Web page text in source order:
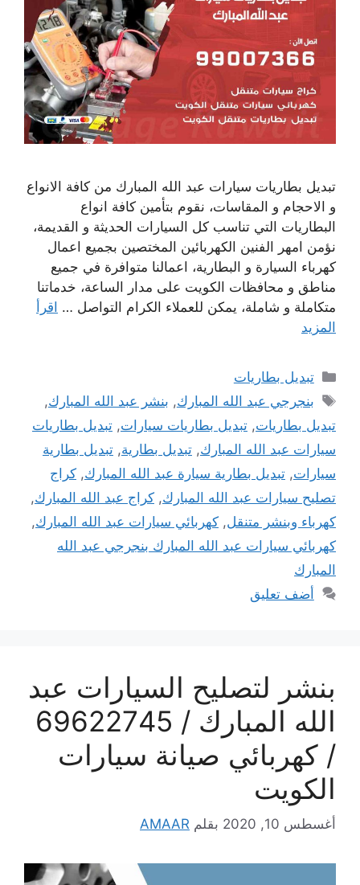
تبديل بطاريات سيارات عبد الله المبارك من كافة الانواع
و الاحجام و المقاسات، نقوم بتأمين كافة انواع
البطاريات التي تناسب كل السيارات الحديثة و القديمة،
نؤمن امهر الفنين الكهربائين المختصين بجميع اعمال
كهرباء السيارة و البطارية، اعمالنا متوافرة في جميع
مناطق و محافظات الكويت على مدار الساعة، خدماتنا
متكاملة و شاملة، يمكن للعملاء الكرام التواصل … اقرأ
المزيد
التصنيفات
تبديل بطاريات
الوسوم
بنجرجي عبد الله المبارك, بنشر عبد الله المبارك,
تبديل بطاريات, تبديل بطاريات سيارات, تبديل بطاريات
سيارات عبد الله المبارك, تبديل بطارية, تبديل بطارية
سيارات, تبديل بطارية سيارة عبد الله المبارك, كراج
تصليح سيارات عبد الله المبارك, كراج عبد الله المبارك,
كهرباء وبنشر متنقل, كهربائي سيارات عبد الله المبارك,
كهربائي سيارات عبد الله المبارك بنجرجي عبد الله
المبارك
أضف تعليق
بنشر لتصليح السيارات عبد
الله المبارك / 69622745
/ كهربائي صيانة سيارات
الكويت
أغسطس 10, 2020 بقلم AMAAR